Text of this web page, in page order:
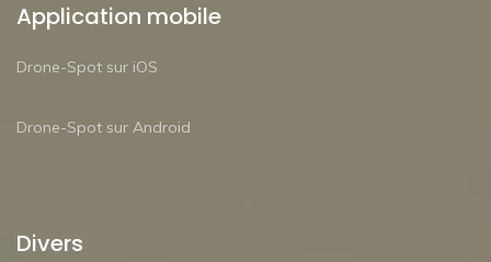
Application mobile
Drone-Spot sur iOS
Drone-Spot sur Android
Divers